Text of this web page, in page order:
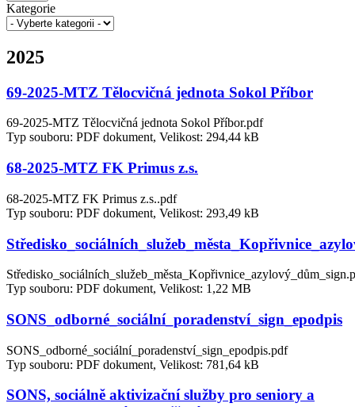
Kategorie
2025
69-2025-MTZ Tělocvičná jednota Sokol Příbor
69-2025-MTZ Tělocvičná jednota Sokol Příbor.pdf
Typ souboru: PDF dokument, Velikost: 294,44 kB
68-2025-MTZ FK Primus z.s.
68-2025-MTZ FK Primus z.s..pdf
Typ souboru: PDF dokument, Velikost: 293,49 kB
Typ souboru: PDF dokument, Velikost: 1,22 MB
SONS_odborné_sociální_poradenství_sign_epodpis
SONS_odborné_sociální_poradenství_sign_epodpis.pdf
Typ souboru: PDF dokument, Velikost: 781,64 kB
SONS, sociálně aktivizační služby pro seniory a